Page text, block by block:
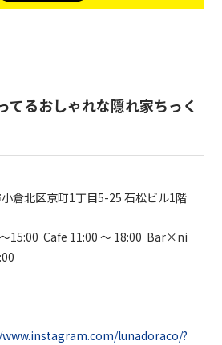
てるおしゃれな隠れ家ちっく
倉北区京町1丁目5-25 石松ビル1階
15:00Cafe 11:00 〜 18:00 Bar×ni
lunadoraco/?